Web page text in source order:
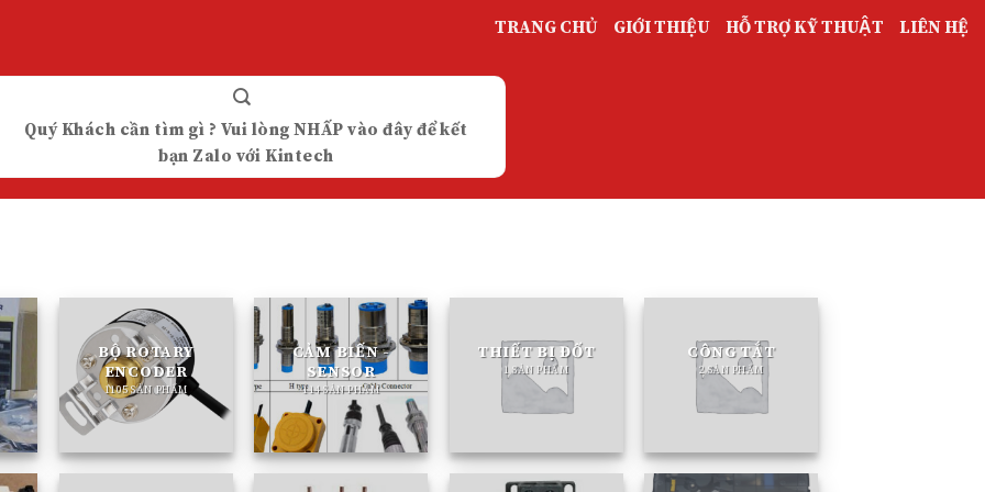
TRANG CHỦ GIỚI THIỆU HỖ TRỢ KỸ THUẬT LIÊN HỆ
Quý Khách cần tìm gì ? Vui lòng NHẤP vào đây để kết
bạn Zalo với Kintech
BỘ ROTARY
ENCODER
1105 SẢN PHẨM
CẢM BIẾN -
SENSOR
114 SẢN PHẨM
THIẾT BỊ ĐỐT
1 SẢN PHẨM
CÔNG TẮT
2 SẢN PHẨM